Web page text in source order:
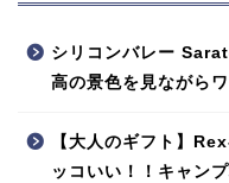
シリコンバレー
高の景色を見ながら
【大人のギフト】
ッコいい！！キャン